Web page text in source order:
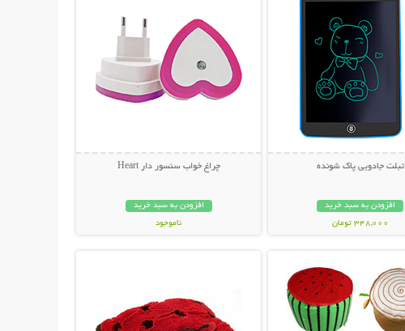
تبلت جادویی پاک شونده
افزودن به سبد خرید
348,000 تومان
چراغ خواب سنسور دار Heart
افزودن به سبد خرید
ناموجود